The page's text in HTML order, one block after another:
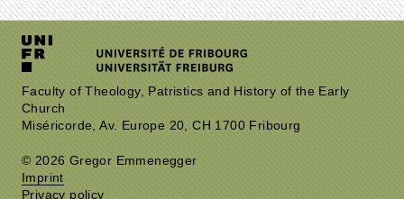
Faculty of Theology, Patristics and History of the Early
Church
Miséricorde, Av. Europe 20, CH 1700 Fribourg
© 2026 Gregor Emmenegger
Imprint
Privacy policy